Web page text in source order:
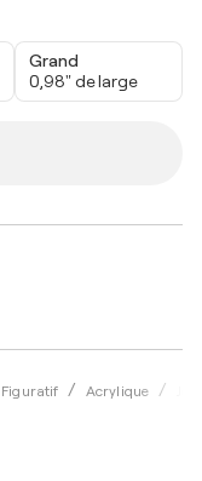
Figuratif Acrylique
Grand
0,98" de large